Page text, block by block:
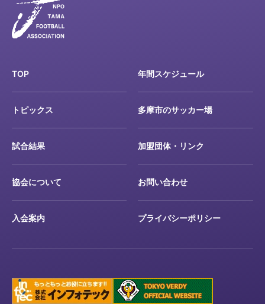
TOP
トピックス
試合結果
協会について
入会案内
年間スケジュール
多摩市のサッカー場
加盟団体・リンク
お問い合わせ
プライバシーポリシー